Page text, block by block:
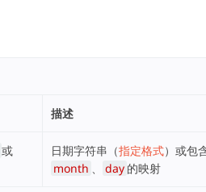
描述
或
日期字符串（指定格式）或包
month 、 day 的映射